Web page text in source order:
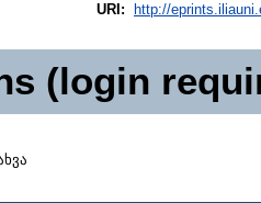
URI:
http://
(login